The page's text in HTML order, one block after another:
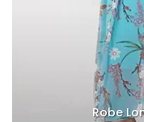
Robe